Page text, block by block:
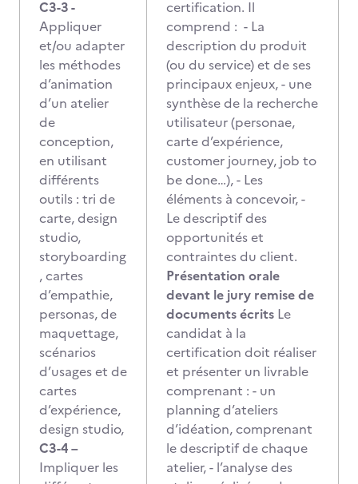
C3-3 -
Appliquer
et/ou adapter
les méthodes
d’animation
d’un atelier
de
conception,
en utilisant
différents
outils : tri de
carte, design
studio,
storyboarding
, cartes
d’empathie,
personas, de
maquettage,
scénarios
d’usages et de
cartes
d’expérience,
design studio,
C3-4 –
Impliquer les
certification. Il
comprend : - La
description du produit
(ou du service) et de ses
principaux enjeux, - une
synthèse de la recherche
utilisateur (personae,
carte d’expérience,
customer journey, job to
be done…), - Les
éléments à concevoir, -
Le descriptif des
opportunités et
contraintes du client.
Présentation orale
devant le jury remise de
documents écrits Le
candidat à la
certification doit réaliser
et présenter un livrable
comprenant : - un
planning d’ateliers
d’idéation, comprenant
le descriptif de chaque
atelier, - l’analyse des